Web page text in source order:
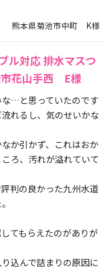
熊本県菊池市中町 K様
ル対応 排水マスつ
市花山手西 E様
な…と思っていたのです
れるし、気のせいかな
か引かず、これはおか
ろ、汚れが溢れていて
判の良かった九州水道
てもらえたのがありが
込んで詰まりの原因に